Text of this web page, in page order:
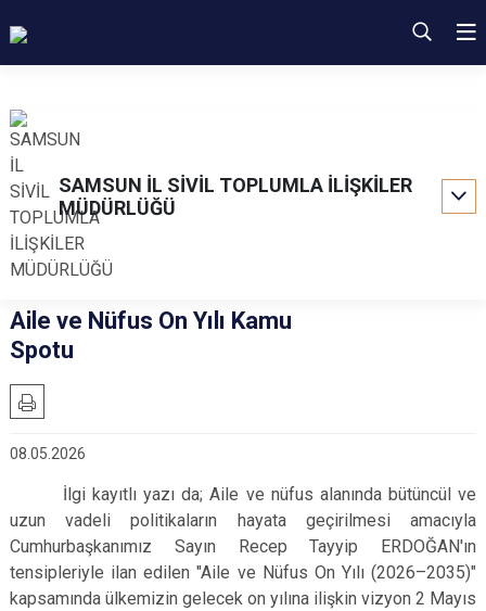
SAMSUN İL SİVİL TOPLUMLA İLİŞKİLER
MÜDÜRLÜĞÜ
Aile ve Nüfus On Yılı Kamu
Spotu
08.05.2026
İlgi kayıtlı yazı da; Aile ve nüfus alanında bütüncül ve
uzun vadeli politikaların hayata geçirilmesi amacıyla
Cumhurbaşkanımız Sayın Recep Tayyip ERDOĞAN'ın
tensipleriyle ilan edilen "Aile ve Nüfus On Yılı (2026–2035)"
kapsamında ülkemizin gelecek on yılına ilişkin vizyon 2 Mayıs